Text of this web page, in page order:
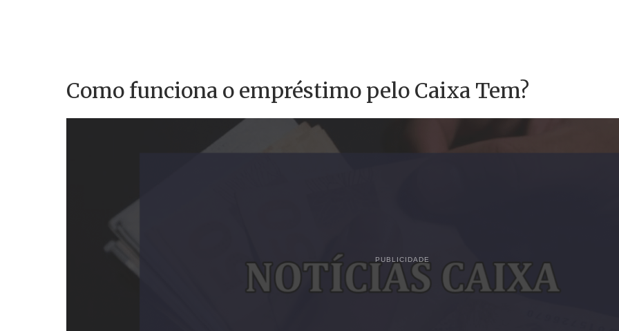
Como funciona o empréstimo pelo Caixa Tem?
PUBLICIDADE